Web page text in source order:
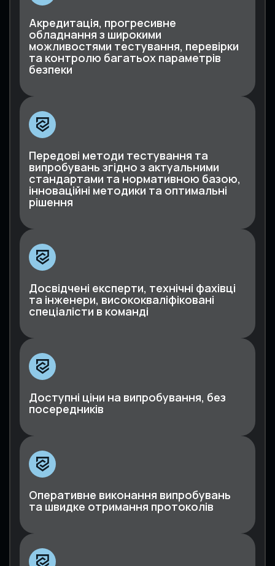
Акредитація, прогресивне
обладнання з широкими
можливостями тестування, перевірки
та контролю багатьох параметрів
безпеки
Передові методи тестування та
випробувань згідно з актуальними
стандартами та нормативною базою,
інноваційні методики та оптимальні
рішення
Досвідчені експерти, технічні фахівці
та інженери, висококваліфіковані
спеціалісти в команді
Доступні ціни на випробування, без
посередників
Оперативне виконання випробувань
та швидке отримання протоколів